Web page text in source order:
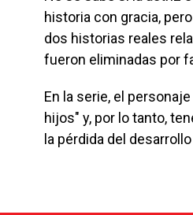
historia con gracia,
dos historias reales
fueron eliminadas por
En la serie, el
hijos" y, por lo tanto,
la pérdida del